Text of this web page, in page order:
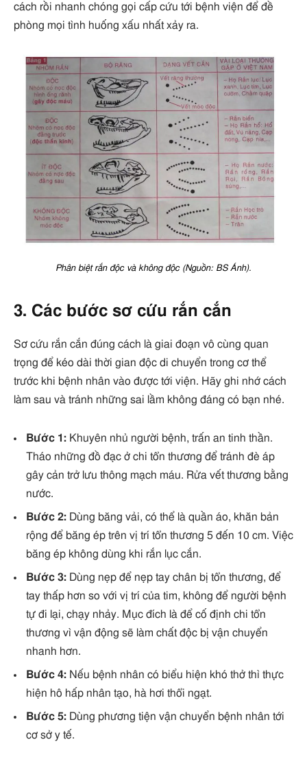
cách rồi nhanh chóng gọi cấp cứu tới bệnh viện để đề
phòng mọi tình huống xấu nhất xảy ra.
Phân biệt rắn độc và không độc (Nguồn: BS Ánh).
3. Các bước sơ cứu rắn cắn
Sơ cứu rắn cắn đúng cách là giai đoạn vô cùng quan
trọng để kéo dài thời gian độc di chuyển trong cơ thể
trước khi bệnh nhân vào được tới viện. Hãy ghi nhớ cách
làm sau và tránh những sai lầm không đáng có bạn nhé.
Bước 1: Khuyên nhủ người bệnh, trấn an tinh thần.
Tháo những đồ đạc ở chi tổn thương để tránh đè áp
gây cản trở lưu thông mạch máu. Rửa vết thương bằng
nước.
Bước 2: Dùng băng vải, có thể là quần áo, khăn bản
rộng để băng ép trên vị trí tổn thương 5 đến 10 cm. Việc
băng ép không dùng khi rắn lục cắn.
Bước 3: Dùng nẹp để nẹp tay chân bị tổn thương, để
tay thấp hơn so với vị trí của tim, không để người bệnh
tự đi lại, chạy nhảy. Mục đích là để cố định chi tổn
thương vì vận động sẽ làm chất độc bị vận chuyển
nhanh hơn.
Bước 4: Nếu bệnh nhân có biểu hiện khó thở thì thực
hiện hô hấp nhân tạo, hà hơi thổi ngạt.
Bước 5: Dùng phương tiện vận chuyển bệnh nhân tới
cơ sở y tế.